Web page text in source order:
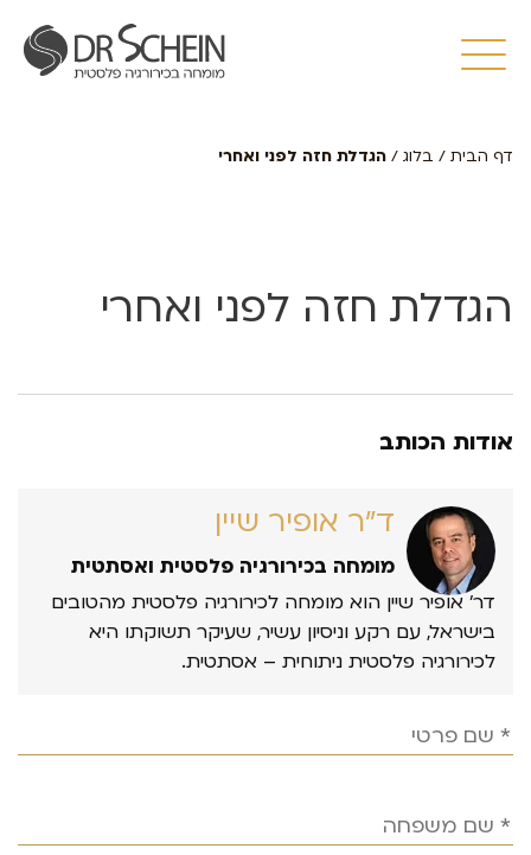
דף הבית / בלוג / הגדלת חזה לפני ואחרי
הגדלת חזה לפני ואחרי
אודות הכותב
ד״ר אופיר שיין
מומחה בכירורגיה פלסטית ואסתטית
דר’ אופיר שיין הוא מומחה לכירורגיה פלסטית מהטובים
בישראל, עם רקע וניסיון עשיר, שעיקר תשוקתו היא
לכירורגיה פלסטית ניתוחית – אסתטית.